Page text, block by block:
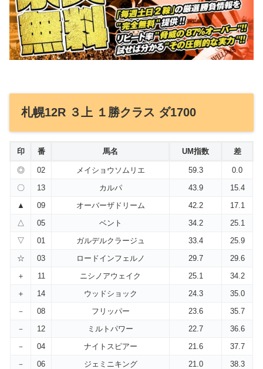
札幌12R ３上 １勝クラス ダ1700
印 番 馬名 UM指数 差
◎ 02 メイショウソムリエ 59.3
0.0
〇
13 カルパ 43.9
15.4
▲
09 オーバーザドリーム 42.2
17.1
△
05 ベント 34.2
25.1
▽
01 ガルデルクラージュ 33.4
25.9
☆
03 ロードインフェルノ 29.7
29.6
＋
11 ニシノアウェイク 25.1
34.2
＋
14 ウッドショック 24.3
35.0
－
08 フリッパー 23.6
35.7
－
12 ミルトパワー 22.7
36.6
－
04 ナイトスピアー 21.6
37.7
－
06 ジェミニキング 21.0
38.3